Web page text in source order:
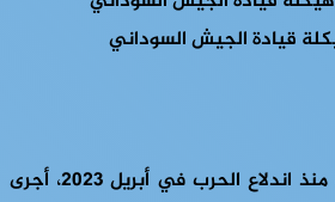
قيادة الجيش السوداني
في خطوة غير مسبوقة منذ اندلاع الحرب في أبريل 2023، أجرى